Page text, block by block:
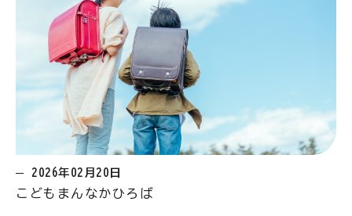
2026年02月20日
こどもまんなかひろば